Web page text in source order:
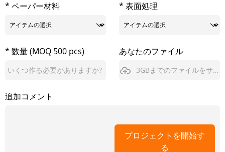
* ペーパー材料 * 表面処理
* 数量 (MOQ 500 pcs) あなたのファイル
3GBまでのファイルをサポート
追加コメント
プロジェクトを開始す
る